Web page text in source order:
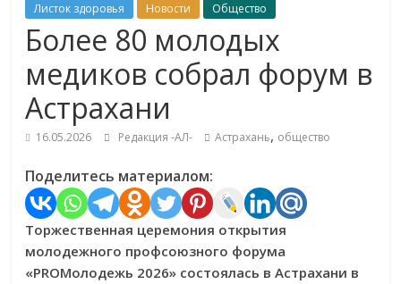
Листок здоровья Новости Общество
Более 80 молодых
медиков собрал форум в
Астрахани
16.05.2026 Редакция -АЛ- Астрахань, общество
Поделитесь материалом:
Торжественная церемония открытия
молодежного профсоюзного форума
«PROМолодежь 2026» состоялась в Астрахани в